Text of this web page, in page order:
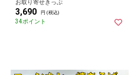
お取り寄せきっぷ
3,690 円 (税込)
34ポイント